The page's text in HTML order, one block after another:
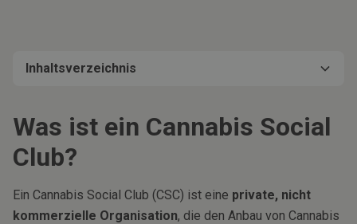
Inhaltsverzeichnis
Was ist ein Cannabis Social
Club?
Ein Cannabis Social Club (CSC) ist eine private, nicht
kommerzielle Organisation, die den Anbau von Cannabis